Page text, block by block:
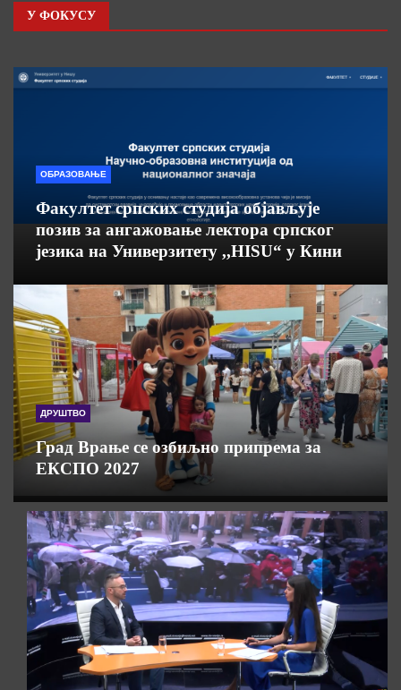
У ФОКУСУ
ОБРАЗОВАЊЕ
Факултет српских студија објављује
позив за ангажовање лектора српског
језика на Универзитету ,,HISU“ у Кини
ДРУШТВО
Град Врање се озбиљно припрема за
ЕКСПО 2027